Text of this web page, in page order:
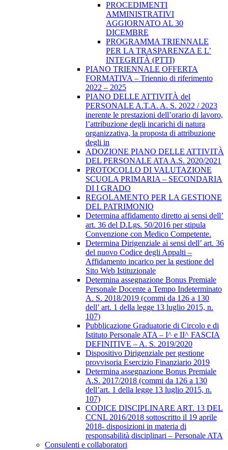
PROCEDIMENTI
AMMINISTRATIVI
AGGIORNATO AL 30
DICEMBRE
PROGRAMMA TRIENNALE
PER LA TRASPARENZA E L’
INTEGRITÀ (PTTI)
PIANO TRIENNALE OFFERTA
FORMATIVA – Triennio di riferimento
2022 – 2025
PIANO DELLE ATTIVITÀ del
PERSONALE A.T.A. A. S. 2022 / 2023
inerente le prestazioni dell’orario di lavoro,
l’attribuzione degli incarichi di natura
organizzativa, la proposta di attribuzione
degli in
ADOZIONE PIANO DELLE ATTIVITÀ
DEL PERSONALE ATA A.S. 2020/2021
PROTOCOLLO DI VALUTAZIONE
SCUOLA PRIMARIA – SECONDARIA
DI I GRADO
REGOLAMENTO PER LA GESTIONE
DEL PATRIMONIO
Determina affidamento diretto ai sensi dell’
art. 36 del D.Lgs. 50/2016 per stipula
Convenzione con Medico Competente.
Determina Dirigenziale ai sensi dell’ art. 36
del nuovo Codice degli Appalti –
Affidamento incarico per la gestione del
Sito Web Istituzionale
Determina assegnazione Bonus Premiale
Personale Docente a Tempo Indeterminato
A. S. 2018/2019 (commi da 126 a 130
dell’ art. 1 della legge 13 luglio 2015, n.
107)
Pubblicazione Graduatorie di Circolo e di
Istituto Personale ATA – I^ e II^ FASCIA
DEFINITIVE – A. S. 2019/2020
Dispositivo Dirigenziale per gestione
provvisoria Esercizio Finanziario 2019
Determina assegnazione Bonus Premiale
A.S. 2017/2018 (commi da 126 a 130
dell’art. 1 della legge 13 luglio 2015, n.
107)
CODICE DISCIPLINARE ART. 13 DEL
CCNL 2016/2018 sottoscritto il 19 aprile
2018- disposizioni in materia di
responsabilità disciplinari – Personale ATA
Consulenti e collaboratori